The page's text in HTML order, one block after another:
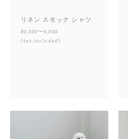
リネン スモック シャツ
¥8,800〜9,900
(tax included)